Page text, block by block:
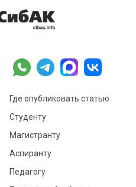
Где опубликовать статью
Студенту
Магистранту
Аспиранту
Педагогу